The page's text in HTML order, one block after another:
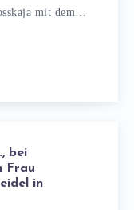
mit dem…
bei
Frau
in